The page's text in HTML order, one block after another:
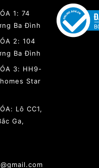
1: 74
Ba Đình
2: 104
Ba Đình
3: HH9-
Star
Lô CC1,
Ga,